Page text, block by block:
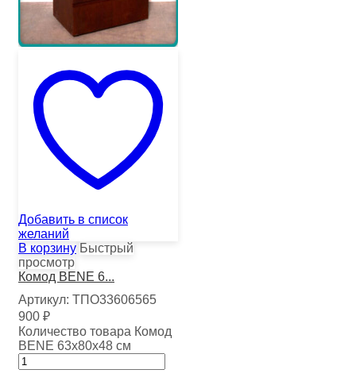
Добавить в список
желаний
В корзину Быстрый
просмотр
Комод BENE 6...
Артикул: ТПО33606565
900 ₽
Количество товара Комод
BENE 63х80х48 см